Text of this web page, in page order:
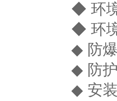
◆ 环
◆ 环
◆ 防
◆ 防
◆ 安